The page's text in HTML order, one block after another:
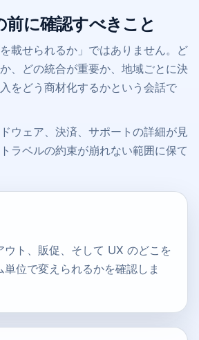
前に確認すべきこと
載せられるか」ではありません。ど
、どの統合が重要か、地域ごとに決
をどう商材化するかという会話で
ウェア、決済、サポートの詳細が見
ラベルの約束が崩れない範囲に保て
ウト、販促、そして UX のどこを
位で変えられるかを確認しま